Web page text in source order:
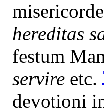
hereditas
festum
servire etc.
devotioni